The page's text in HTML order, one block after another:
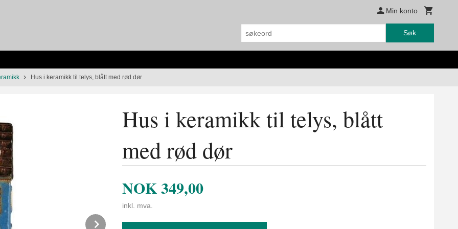
Min konto
Søk
Hus i keramikk til telys, blått med rød dør
Next
Hus i keramikk til telys, blått
med rød dør
NOK349,00
inkl. mva.